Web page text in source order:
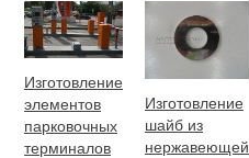
Изготовление
элементов
парковочных
терминалов
Изготовление
шайб из
нержавеющей